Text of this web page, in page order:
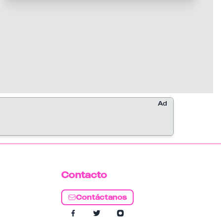
Ad
Contacto
Contáctanos